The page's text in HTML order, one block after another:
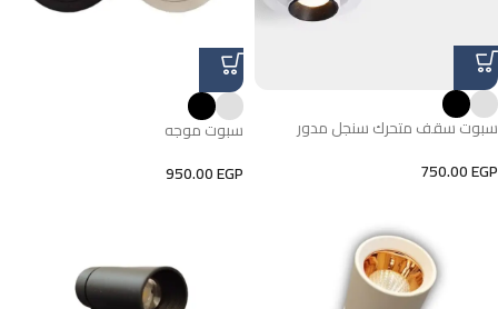
سبوت سقف متحرك سنجل مدور
750.00EGP
سبوت موجه
950.00EGP